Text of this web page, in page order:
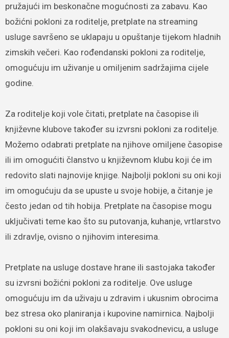
pružajući im beskonačne mogućnosti za zabavu. Kao
božićni pokloni za roditelje, pretplate na streaming
usluge savršeno se uklapaju u opuštanje tijekom hladnih
zimskih večeri. Kao rođendanski pokloni za roditelje,
omogućuju im uživanje u omiljenim sadržajima cijele
godine.
Za roditelje koji vole čitati, pretplate na časopise ili
književne klubove također su izvrsni pokloni za roditelje.
Možemo odabrati pretplate na njihove omiljene časopise
ili im omogućiti članstvo u književnom klubu koji će im
redovito slati najnovije knjige. Najbolji pokloni su oni koji
im omogućuju da se upuste u svoje hobije, a čitanje je
često jedan od tih hobija. Pretplate na časopise mogu
uključivati teme kao što su putovanja, kuhanje, vrtlarstvo
ili zdravlje, ovisno o njihovim interesima.
Pretplate na usluge dostave hrane ili sastojaka također
su izvrsni božićni pokloni za roditelje. Ove usluge
omogućuju im da uživaju u zdravim i ukusnim obrocima
bez stresa oko planiranja i kupovine namirnica. Najbolji
pokloni su oni koji im olakšavaju svakodnevicu, a usluge